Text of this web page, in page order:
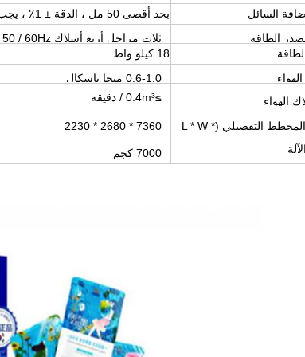
السائل
بحد أقصى 50 مل ، الدقة ± 1٪ ، يجب أن يكون معامل اللزوجة أقل من 20000 سنتي بكسيل
الطاقة
ثلاث مراحل أربع أسلاك 380V 50 / 60Hz
18 كيلو واط
0.6-1.0 ميجا باسكال
الهواء
≥0.4m³ / دقيقة
أبعاد المخطط التفصيلي (L * W *
7360 * 2680 * 2230
7000 كجم